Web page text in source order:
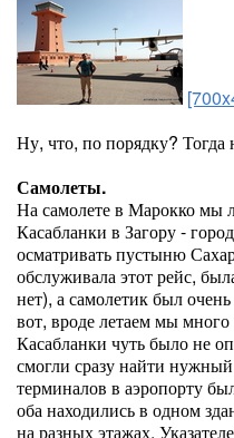
Ну, что, по порядку? Тогда
Самолеты.
На самолете в Марокко мы
Касабланки в Загору -
осматривать пустыню
обслуживала этот рейс,
нет), а самолетик был
вот, вроде летаем мы
Касабланки чуть было не
смогли сразу найти нужный
терминалов в аэропорту
оба находились в одном
на разных этажах.